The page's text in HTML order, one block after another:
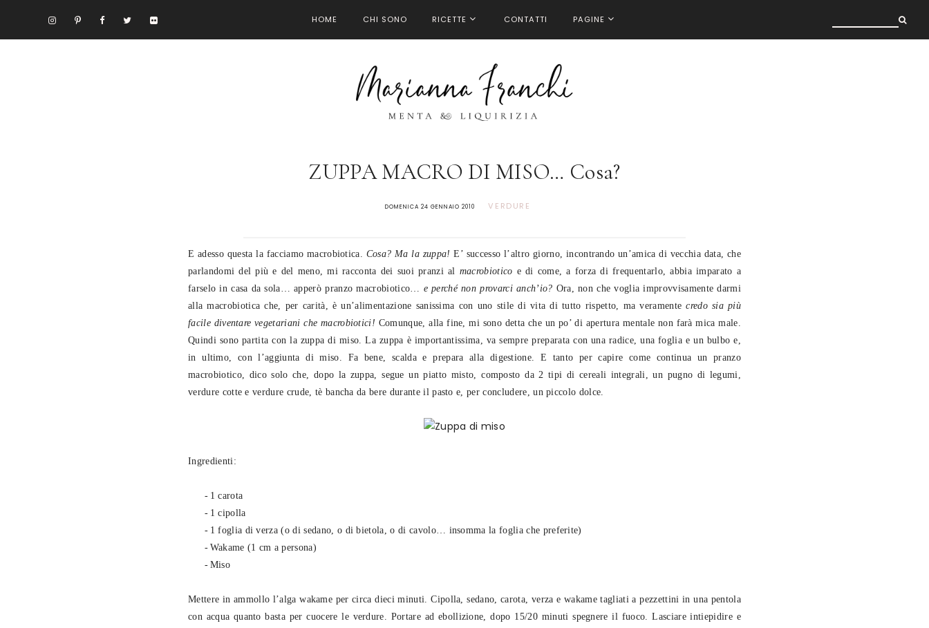
HOME CHI SONO RICETTE CONTATTI PAGINE
ZUPPA MACRO DI MISO… Cosa?
DOMENICA 24 GENNAIO 2010 VERDURE
E adesso questa la facciamo macrobiotica. Cosa? Ma la zuppa! E’ successo l’altro giorno, incontrando un’amica di vecchia data, che
parlandomi del più e del meno, mi racconta dei suoi pranzi al macrobiotico e di come, a forza di frequentarlo, abbia imparato a
farselo in casa da sola… apperò pranzo macrobiotico… e perché non provarci anch’io? Ora, non che voglia improvvisamente darmi
alla macrobiotica che, per carità, è un’alimentazione sanissima con uno stile di vita di tutto rispetto, ma veramentecredo sia più
facile diventare vegetariani che macrobiotici! Comunque, alla fine, mi sono detta che un po’ di apertura mentale non farà mica male.
Quindi sono partita con la zuppa di miso. La zuppa è importantissima, va sempre preparata con una radice, una foglia e un bulbo e,
in ultimo, con l’aggiunta di miso. Fa bene, scalda e prepara alla digestione. E tanto per capire come continua un pranzo
macrobiotico, dico solo che, dopo la zuppa, segue un piatto misto, composto da 2 tipi di cereali integrali, un pugno di legumi,
verdure cotte e verdure crude, tè bancha da bere durante il pasto e, per concludere, un piccolo dolce.
Ingredienti:
- 1 carota
- 1 cipolla
- 1 foglia di verza (o di sedano, o di bietola, o di cavolo… insomma la foglia che preferite)
- Wakame (1 cm a persona)
- Miso
Mettere in ammollo l’alga wakame per circa dieci minuti. Cipolla, sedano, carota, verza e wakame tagliati a pezzettini in una pentola
con acqua quanto basta per cuocere le verdure. Portare ad ebollizione, dopo 15/20 minuti spegnere il fuoco. Lasciare intiepidire e